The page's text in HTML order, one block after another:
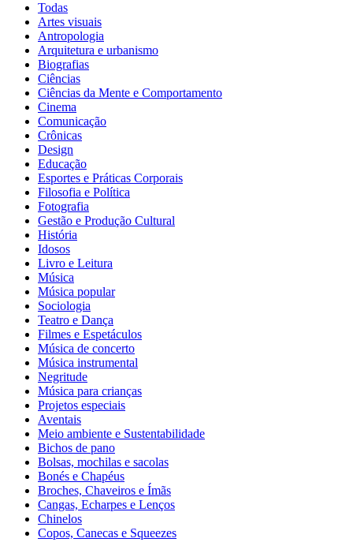
Todas
Artes visuais
Antropologia
Arquitetura e urbanismo
Biografias
Ciências
Ciências da Mente e Comportamento
Cinema
Comunicação
Crônicas
Design
Educação
Esportes e Práticas Corporais
Filosofia e Política
Fotografia
Gestão e Produção Cultural
História
Idosos
Livro e Leitura
Música
Música popular
Sociologia
Teatro e Dança
Filmes e Espetáculos
Música de concerto
Música instrumental
Negritude
Música para crianças
Projetos especiais
Aventais
Meio ambiente e Sustentabilidade
Bichos de pano
Bolsas, mochilas e sacolas
Bonés e Chapéus
Broches, Chaveiros e Ímãs
Cangas, Echarpes e Lenços
Chinelos
Copos, Canecas e Squeezes